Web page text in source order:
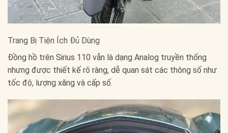
Trang Bị Tiện Ích Đủ Dùng
Đồng hồ trên Sirius 110 vẫn là dạng Analog truyền thống
nhưng được thiết kế rõ ràng, dễ quan sát các thông số như
tốc độ, lượng xăng và cấp số.